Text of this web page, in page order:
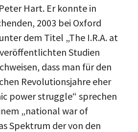
Hart. Er konnte in
2003 bei Oxford
dem Titel „The I.R.A. at
Studien
dass man für den
Revolutionsjahre eher
power struggle“ sprechen
„national war of
Spektrum der von den